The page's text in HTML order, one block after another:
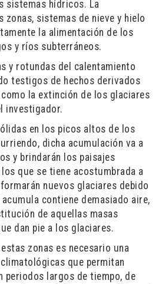
sistemas hídricos. La
zonas, sistemas de nieve y hielo
la alimentación de los
y ríos subterráneos.
y rotundas del calentamiento
testigos de hechos derivados
la extinción de los glaciares
investigador.
en los picos altos de los
dicha acumulación va a
y brindarán los paisajes
que se tiene acostumbrada a
nuevos glaciares debido
contiene demasiado aire,
de aquellas masas
dan pie a los glaciares.
zonas es necesario una
que permitan
periodos largos de tiempo, de